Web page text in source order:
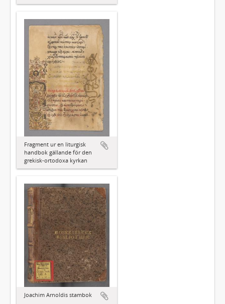
Fragment ur en liturgisk
handbok gällande för den
grekisk-ortodoxa kyrkan
Joachim Arnoldis stambok